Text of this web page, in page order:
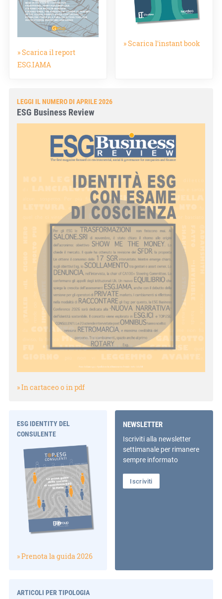
» Scarica il report
ESG.IAMA
» Scarica l'instant book
LEGGI IL NUMERO DI APRILE 2026
ESG Business Review
» In cartaceo o in pdf
ESG IDENTITY DEL
CONSULENTE
» Prenota la guida 2026
NEWSLETTER
Iscriviti alla newsletter
settimanale per rimanere
sempre informato
Iscriviti
ARTICOLI PER TIPOLOGIA